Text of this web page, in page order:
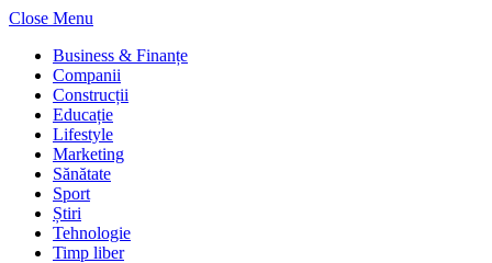
Close Menu
Business & Finanțe
Companii
Construcții
Educație
Lifestyle
Marketing
Sănătate
Sport
Știri
Tehnologie
Timp liber